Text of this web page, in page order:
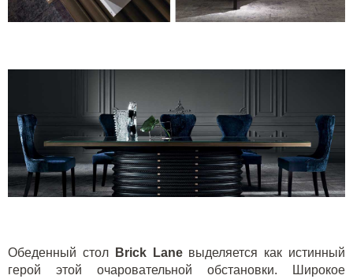
Обеденный стол Brick Laneвыделяется как истинный
герой этой очаровательной обстановки. Широкое